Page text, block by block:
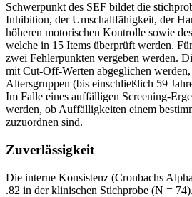
Schwerpunkt des SEF bildet die
Inhibition, der Umschaltfähigkeit, der
höheren motorischen Kontrolle sowie
welche in 15 Items überprüft werden.
zwei Fehlerpunkten vergeben werden.
mit Cut-Off-Werten abgeglichen
Altersgruppen (bis einschließlich 59
Im Falle eines auffälligen Screening-
werden, ob Auffälligkeiten einem
zuzuordnen sind.
Zuverlässigkeit
Die interne Konsistenz (Cronbachs
.82 in der klinischen Stichprobe (N = 74).